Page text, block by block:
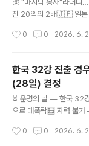
감독의 거취(사퇴·경질·잔
💰 "마지막 봉사"라더니
진 20억의 2배🇯🇵 일본
해외 매체 추정치·역대 감
고 무엇이 추정인지, 차분
38억 원216만 유로 · 월
급여 분석업체가 S..
0 0 2026. 6.
한국 32강 진출 경
(28일) 결정
⏳ 운명의 날 — 한국 32
으로 대폭락🧮 자력 불
일) 결정남아공 패배 후 와
0 0 2026. 6.